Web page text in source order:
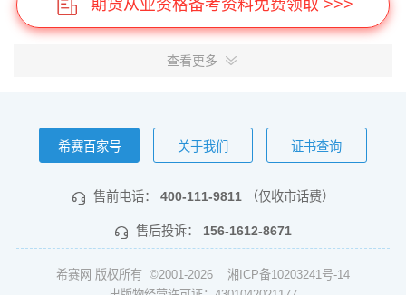
期货从业资格备考资料免费领取 >>>
查看更多
希赛百家号 关于我们 证书查询
售前电话： 400-111-9811 （仅收市话费）
售后投诉： 156-1612-8671
希赛网 版权所有 ©2001-2026 湘ICP备10203241号-14